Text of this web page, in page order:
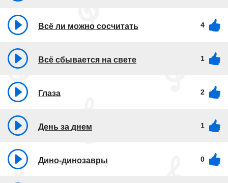
Всё ли можно сосчитать 4
Всё сбывается на свете 1
Глаза 2
День за днем 1
Дино-динозавры 0